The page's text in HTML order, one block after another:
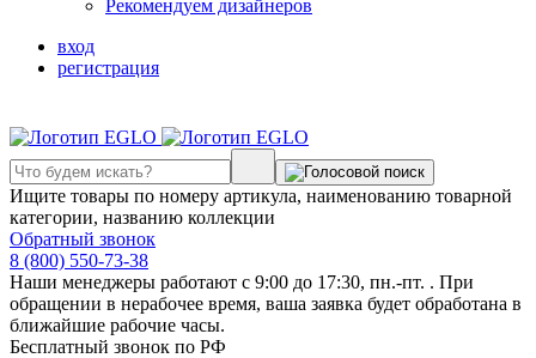
Рекомендуем дизайнеров
вход
регистрация
Ищите товары по номеру артикула, наименованию товарной
категории, названию коллекции
Обратный звонок
8 (800) 550-73-38
Наши менеджеры работают с 9:00 до 17:30, пн.-пт. . При
обращении в нерабочее время, ваша заявка будет обработана в
ближайшие рабочие часы.
Бесплатный звонок по РФ